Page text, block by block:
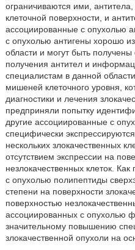
ограничиваются ими,
клеточной поверхности, и
ассоциированные с опухолью
с опухолью антигены хорошо
области и могут быть
получения антител и
специалистам в данной
мишеней клеточного уровня,
диагностики и лечения
предприняли попытку
другие ассоциированные с
специфически
нескольких злокачественных
отсутствием экспрессии на
незлокачественных клеток.
с опухолью полипептиды
степени на поверхности
поверхностью
ассоциированных с опухолью
значительному повышению
злокачественной опухоли на